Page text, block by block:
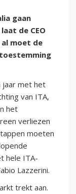
gaan
de CEO
moet de
jaar met het
van ITA,
het
verliezen
moeten
hele ITA-
Lazzerini.
trekt aan.